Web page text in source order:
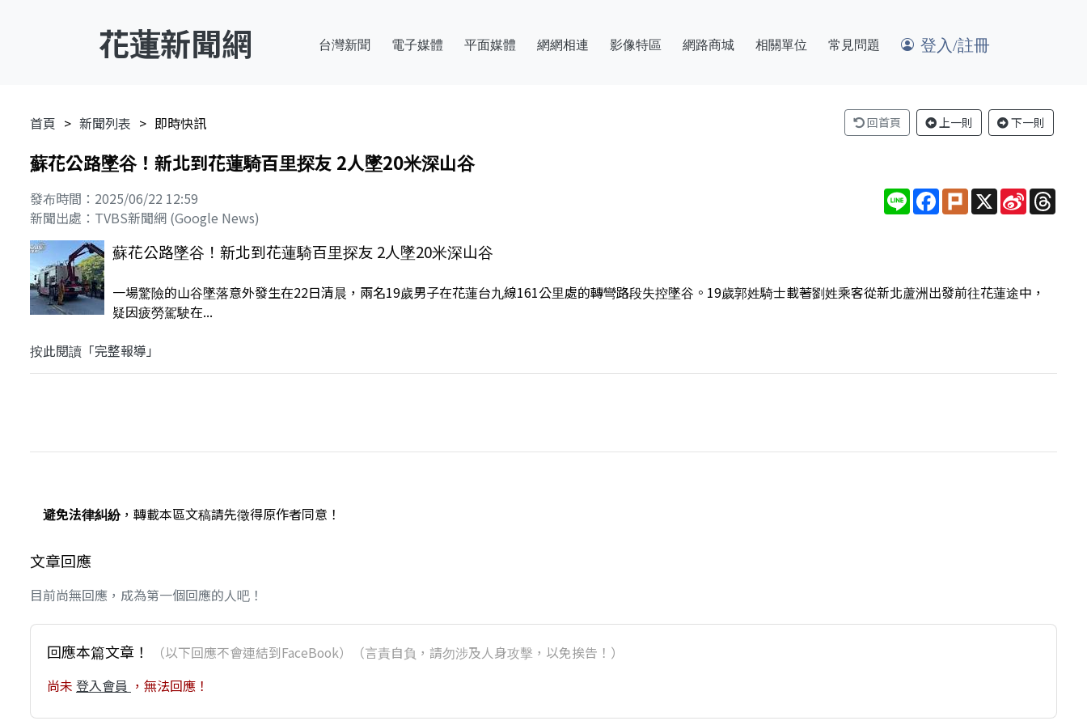
花蓮新聞網 台灣新聞 電子媒體 平面媒體 網網相連 影像特區 網路商城 相關單位 常見問題 登入/註冊
首頁 新聞列表 即時快訊 回首頁 上一則 下一則
蘇花公路墜谷！新北到花蓮騎百里探友 2人墜20米深山谷
發布時間：2025/06/22 12:59
新聞出處：TVBS新聞網 (Google News)
Line Facebook
PlurkX Sina
Weibo
蘇花公路墜谷！新北到花蓮騎百里探友 2人墜20米深山谷
一場驚險的山谷墜落意外發生在22日清晨，兩名19歲男子在花蓮台九線161公里處的轉彎路段失控墜谷。19歲郭姓騎士載著劉姓乘客從新北蘆洲出發前往花蓮途中，
疑因疲勞駕駛在...
按此閱讀「完整報導」
避免法律糾紛，轉載本區文稿請先徵得原作者同意！
文章回應
目前尚無回應，成為第一個回應的人吧！
回應本篇文章！ （以下回應不會連結到FaceBook）（言責自負，請勿涉及人身攻擊，以免挨告！）
尚未 登入會員 ，無法回應！